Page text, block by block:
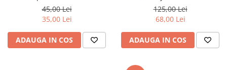
Sacouri si Costume
Sport
45,00 Lei
35,00 Lei
ADAUGA IN COS
125,00 Lei
68,00 Lei
ADAUGA IN COS